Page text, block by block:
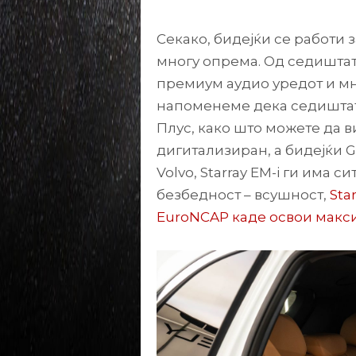
Секако, бидејќи се работи
многу опрема. Од
премиум аудио уредот и
напоменеме дека
Плус, како што можете да
дигитализиран, а бидејќи
Volvo, Starray EM-i ги има
безбедност – всушност,
EuroNCAP каде освои